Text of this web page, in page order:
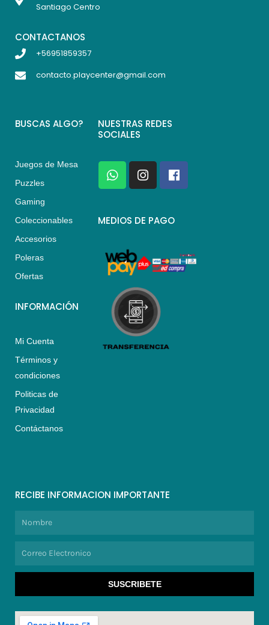
Santiago Centro
CONTACTANOS
+56951859357
contacto.playcenter@gmail.com
BUSCAS ALGO?
Juegos de Mesa
Puzzles
Gaming
Coleccionables
Accesorios
Poleras
Ofertas
INFORMACIÓN
Mi Cuenta
Términos y
condiciones
Politicas de
Privacidad
Contáctanos
NUESTRAS REDES
SOCIALES
W
h
a
s
p
I
n
s
a
a
m
F
a
c
b
k
MEDIOS DE PAGO
RECIBE INFORMACION IMPORTANTE
SUSCRIBETE